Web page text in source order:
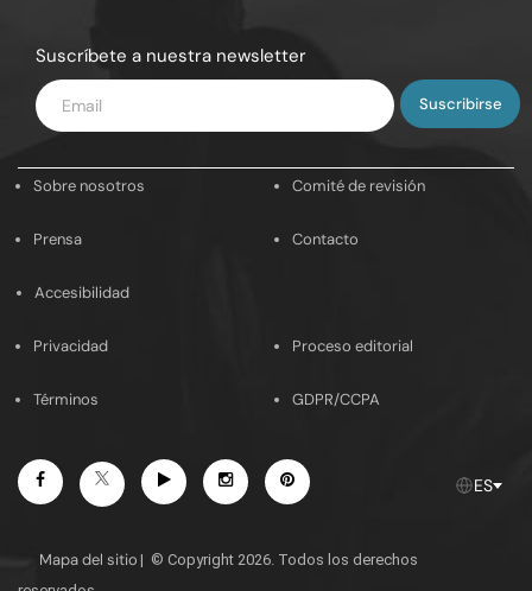
Suscríbete a nuestra newsletter
Introduce
tu
Sobre nosotros Comité de revisión
Prensa Contacto
Accesibilidad
Privacidad Proceso editorial
Términos GDPR/CCPA
FacebookTwitterYoutubeInstagramPinterest ES
Mapa del sitio | © Copyright 2026. Todos los derechos